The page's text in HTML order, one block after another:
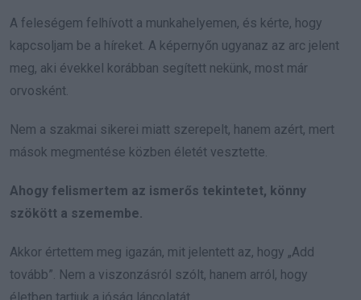
A feleségem felhívott a munkahelyemen, és kérte, hogy
kapcsoljam be a híreket. A képernyőn ugyanaz az arc jelent
meg, aki évekkel korábban segített nekünk, most már
orvosként.
Nem a szakmai sikerei miatt szerepelt, hanem azért, mert
mások megmentése közben életét vesztette.
Ahogy felismertem az ismerős tekintetet, könny
szökött a szemembe.
Akkor értettem meg igazán, mit jelentett az, hogy „Add
tovább”. Nem a viszonzásról szólt, hanem arról, hogy